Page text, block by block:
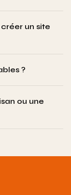
un site
?
ou une